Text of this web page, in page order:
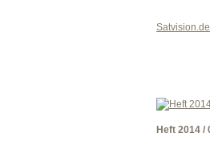
Satvision.de
Heft 2014 /